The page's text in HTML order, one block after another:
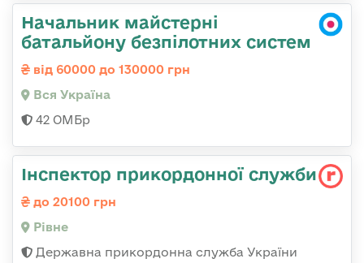
Начальник майстерні
батальйону безпілотних систем
від 60000 до 130000 грн
Вся Україна
42 ОМБр
Інспектор прикордонної служби
до 20100 грн
Рівне
Державна прикордонна служба України